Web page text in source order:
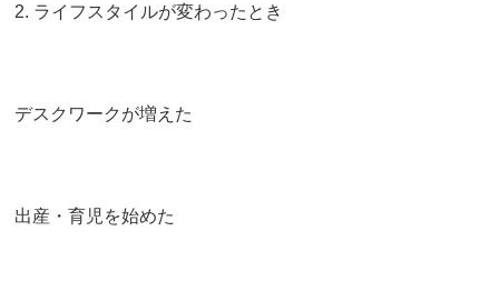
2. ライフスタイルが変わったとき
デスクワークが増えた
出産・育児を始めた